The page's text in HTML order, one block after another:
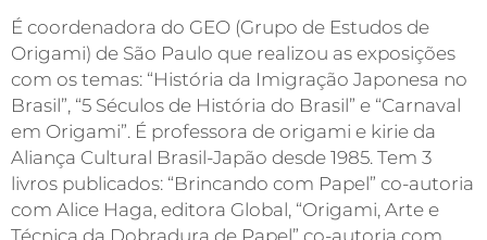
É coordenadora do GEO (Grupo de Estudos de
Origami) de São Paulo que realizou as exposições
com os temas: “História da Imigração Japonesa no
Brasil”, “5 Séculos de História do Brasil” e “Carnaval
em Origami”. É professora de origami e kirie da
Aliança Cultural Brasil-Japão desde 1985. Tem 3
livros publicados: “Brincando com Papel” co-autoria
com Alice Haga, editora Global, “Origami, Arte e
Técnica da Dobradura de Papel” co-autoria com